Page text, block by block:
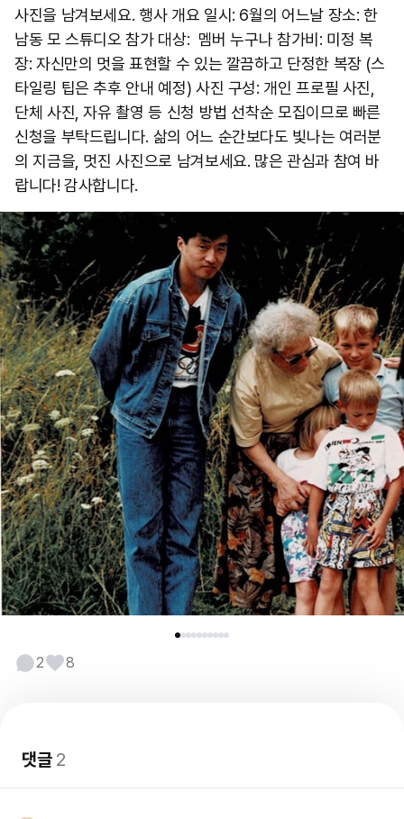
사진을 남겨보세요. 행사 개요 일시: 6월의 어느날 장소: 한
남동 모 스튜디오 참가 대상: 멤버 누구나 참가비: 미정 복
장: 자신만의 멋을 표현할 수 있는 깔끔하고 단정한 복장 (스
타일링 팁은 추후 안내 예정) 사진 구성: 개인 프로필 사진,
단체 사진, 자유 촬영 등 신청 방법 선착순 모집이므로 빠른
신청을 부탁드립니다. 삶의 어느 순간보다도 빛나는 여러분
의 지금을, 멋진 사진으로 남겨보세요. 많은 관심과 참여 바
랍니다! 감사합니다.
2 8
댓글2